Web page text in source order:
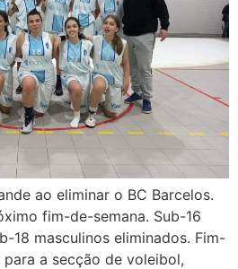
ao eliminar o BC Barcelos.
fim-de-semana. Sub-16
18 masculinos eliminados. Fim-
a secção de voleibol,